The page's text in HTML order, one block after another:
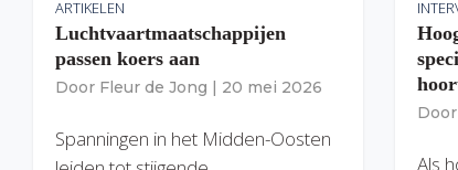
ARTIKELEN
Luchtvaartmaatschappijen
passen koers aan
Door Fleur de Jong | 20 mei 2026
Spanningen in het Midden-Oosten
Door
Als